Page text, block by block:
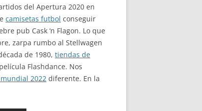
del Apertura 2020 en
camisetas futbol conseguir
pub Cask ‘n Flagon. Lo que
zarpa rumbo al Stellwagen
de 1980, tiendas de
Flashdance. Nos
2022 diferente. En la